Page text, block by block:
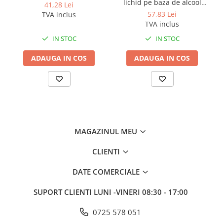
41,28 Lei
TVA inclus
IN STOC
ADAUGA IN COS
lichid pe baza de alcool
Suma Alcohol Spray, 750 ml
57,83 Lei
TVA inclus
IN STOC
ADAUGA IN COS
MAGAZINUL MEU
CLIENTI
DATE COMERCIALE
SUPORT CLIENTI LUNI -VINERI 08:30 - 17:00
0725 578 051